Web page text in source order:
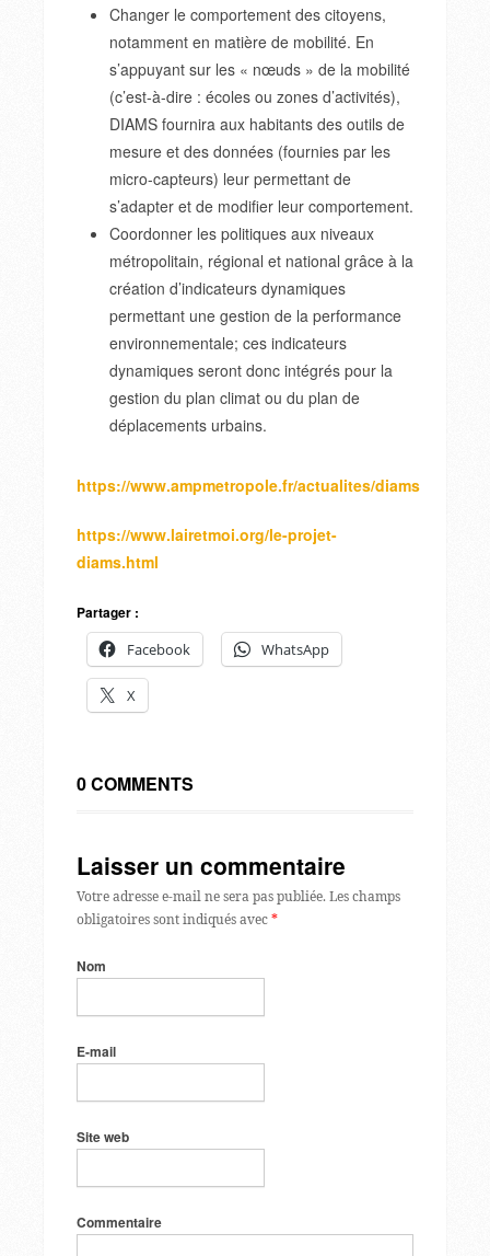
Changer le comportement des citoyens,
notamment en matière de mobilité. En
s’appuyant sur les « nœuds » de la mobilité
(c’est-à-dire : écoles ou zones d’activités),
DIAMS fournira aux habitants des outils de
mesure et des données (fournies par les
micro-capteurs) leur permettant de
s’adapter et de modifier leur comportement.
Coordonner les politiques aux niveaux
métropolitain, régional et national grâce à la
création d’indicateurs dynamiques
permettant une gestion de la performance
environnementale; ces indicateurs
dynamiques seront donc intégrés pour la
gestion du plan climat ou du plan de
déplacements urbains.
https://www.ampmetropole.fr/actualites/diams
https://www.lairetmoi.org/le-projet-
diams.html
Partager :
Facebook
WhatsApp
X
0 COMMENTS
Laisser un commentaire
Votre adresse e-mail ne sera pas publiée. Les champs
obligatoires sont indiqués avec*
Nom
E-mail
Site web
Commentaire